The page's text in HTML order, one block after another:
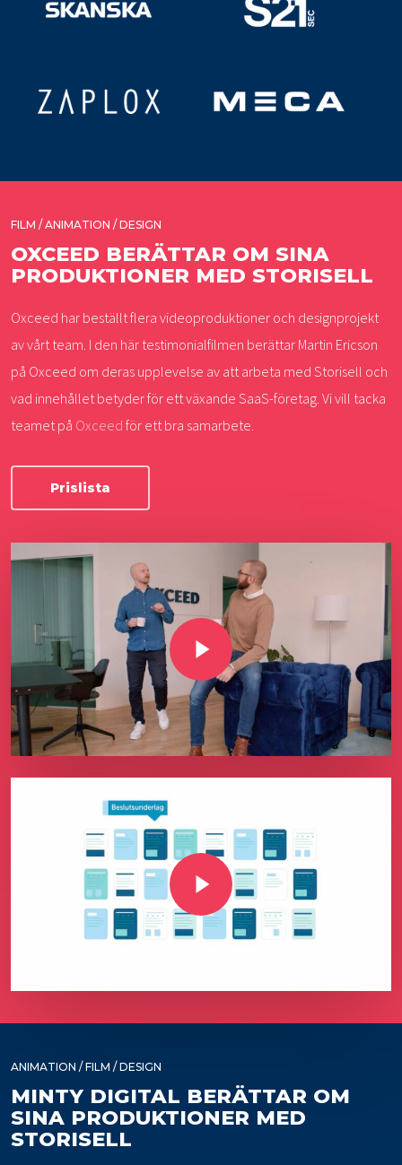
FILM / ANIMATION / DESIGN
OXCEED BERÄTTAR OM SINA
PRODUKTIONER MED STORISELL
Oxceed har beställt flera videoproduktioner och designprojekt
av vårt team. I den här testimonialfilmen berättar Martin Ericson
på Oxceed om deras upplevelse av att arbeta med Storisell och
vad innehållet betyder för ett växande SaaS-företag. Vi vill tacka
teamet på Oxceed för ett bra samarbete.
Prislista
Play Video
Play Video
ANIMATION / FILM / DESIGN
MINTY DIGITAL BERÄTTAR OM
SINA PRODUKTIONER MED
STORISELL